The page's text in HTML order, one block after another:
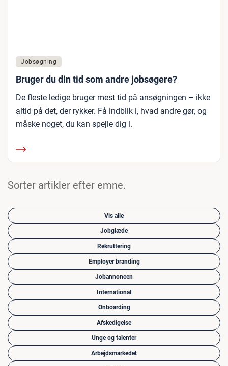
Jobsøgning
Bruger du din tid som andre jobsøgere?
De fleste ledige bruger mest tid på ansøgningen – ikke
altid på det, der rykker. Få indblik i, hvad andre gør, og
måske noget, du kan spejle dig i.
Sorter artikler efter emne.
Vis alle
Jobglæde
Rekruttering
Employer branding
Jobannoncen
International
Onboarding
Afskedigelse
Unge og talenter
Arbejdsmarkedet